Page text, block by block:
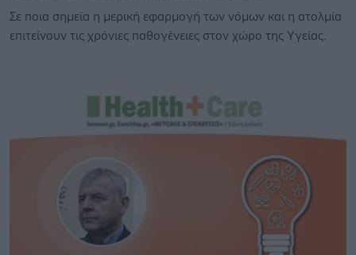
Σε ποια σημεία η μερική εφαρμογή των νόμων και η ατολμία
επιτείνουν τις χρόνιες παθογένειες στον χώρο της Υγείας.